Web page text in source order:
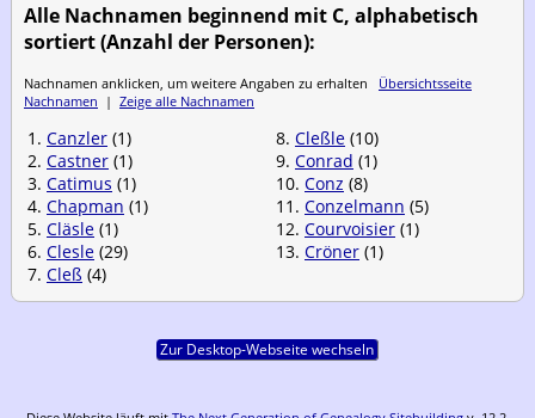
Alle Nachnamen beginnend mit C, alphabetisch
sortiert (Anzahl der Personen):
Nachnamen anklicken, um weitere Angaben zu erhalten Übersichtsseite
Nachnamen | Zeige alle Nachnamen
1. Canzler (1)
2. Castner (1)
3. Catimus (1)
4. Chapman (1)
5. Cläsle (1)
6. Clesle (29)
7. Cleß (4)
8. Cleßle (10)
9. Conrad (1)
10. Conz (8)
11. Conzelmann (5)
12. Courvoisier (1)
13. Cröner (1)
Zur Desktop-Webseite wechseln